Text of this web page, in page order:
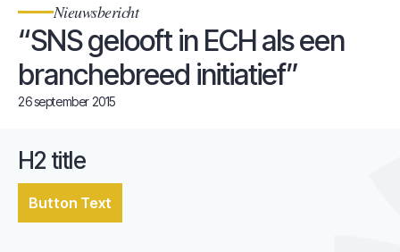
Nieuwsbericht
“SNS gelooft in ECH als een
branchebreed initiatief”
26 september 2015
H2 title
Button Text